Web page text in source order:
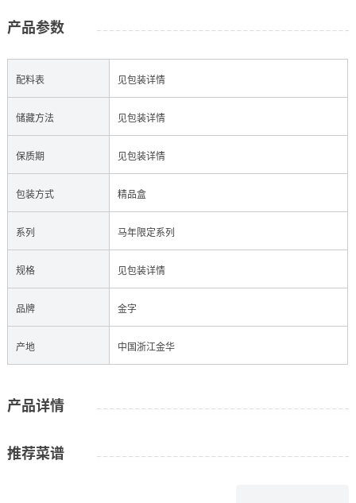
产品参数
配料表 见包装详情
储藏方法 见包装详情
保质期 见包装详情
包装方式 精品盒
系列 马年限定系列
规格 见包装详情
品牌 金字
产地 中国浙江金华
产品详情
推荐菜谱